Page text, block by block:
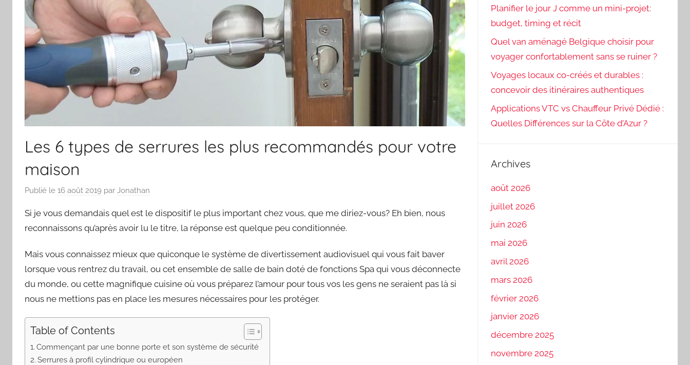
Les 6 types de serrures les plus recommandés pour votre
maison
Publié le 16 août 2019 par Jonathan
Si je vous demandais quel est le dispositif le plus important chez vous, que me diriez-vous? Eh bien, nous
reconnaissons qu’après avoir lu le titre, la réponse est quelque peu conditionnée.
Mais vous connaissez mieux que quiconque le système de divertissement audiovisuel qui vous fait baver
lorsque vous rentrez du travail, ou cet ensemble de salle de bain doté de fonctions Spa qui vous déconnecte
du monde, ou cette magnifique cuisine où vous préparez l’amour pour tous vos les gens ne seraient pas là si
nous ne mettions pas en place les mesures nécessaires pour les protéger.
Table of Contents
Commençant par une bonne porte et son système de sécurité
Serrures à profil cylindrique ou européen
Planifier le jour J comme un mini-projet:
budget, timing et récit
Quel van aménagé Belgique choisir pour
voyager confortablement sans se ruiner ?
Voyages locaux co-créés et durables :
concevoir des itinéraires authentiques
Applications VTC vs Chauffeur Privé Dédié :
Quelles Différences sur la Côte d’Azur ?
Archives
août 2026
juillet 2026
juin 2026
mai 2026
avril 2026
mars 2026
février 2026
janvier 2026
décembre 2025
novembre 2025